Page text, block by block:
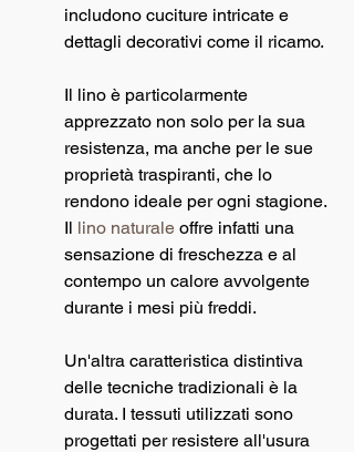
includono cuciture intricate e
dettagli decorativi come il ricamo.
Il lino è particolarmente
apprezzato non solo per la sua
resistenza, ma anche per le sue
proprietà traspiranti, che lo
rendono ideale per ogni stagione.
Il lino naturale offre infatti una
sensazione di freschezza e al
contempo un calore avvolgente
durante i mesi più freddi.
Un'altra caratteristica distintiva
delle tecniche tradizionali è la
durata. I tessuti utilizzati sono
progettati per resistere all'usura